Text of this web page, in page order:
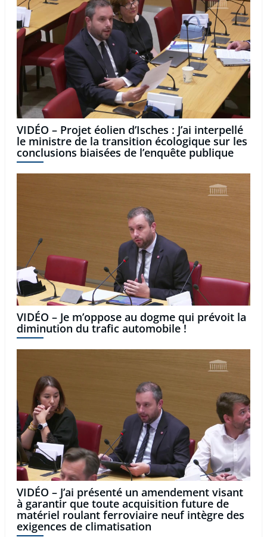
VIDÉO – Projet éolien d’Isches : J’ai interpellé
le ministre de la transition écologique sur les
conclusions biaisées de l’enquête publique
VIDÉO – Je m’oppose au dogme qui prévoit la
diminution du trafic automobile !
VIDÉO – J’ai présenté un amendement visant
à garantir que toute acquisition future de
matériel roulant ferroviaire neuf intègre des
exigences de climatisation